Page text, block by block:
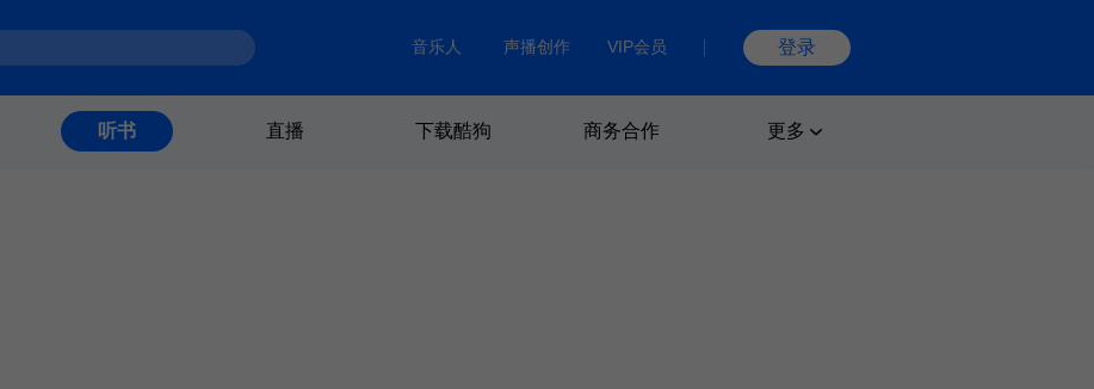
音乐人 声播创作 VIP会员 登录
听书 直播 下载酷狗 商务合作 更多